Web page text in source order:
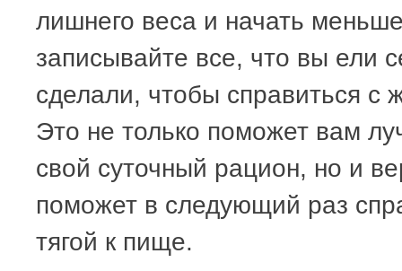
лишнего веса и начать
записывайте все, что вы ели
сделали, чтобы справиться с
Это не только поможет вам
свой суточный рацион, но и
поможет в следующий раз
тягой к пище.